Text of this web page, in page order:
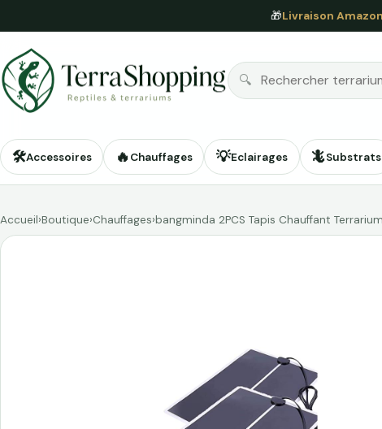
🎁Livraison
🔍
🛠️Accessoires 🔥 Chauffages 💡Eclairages 🦎Substrats
Accueil›Boutique›Chauffages›bangminda 2PCS Tapis Chauffant